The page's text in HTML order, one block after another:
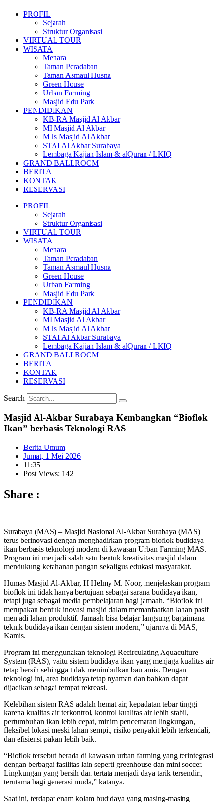
PROFIL
Sejarah
Struktur Organisasi
VIRTUAL TOUR
WISATA
Menara
Taman Peradaban
Taman Asmaul Husna
Green House
Urban Farming
Masjid Edu Park
PENDIDIKAN
KB-RA Masjid Al Akbar
MI Masjid Al Akbar
MTs Masjid Al Akbar
STAI Al Akbar Surabaya
Lembaga Kajian Islam & alQuran / LKIQ
GRAND BALLROOM
BERITA
KONTAK
RESERVASI
PROFIL
Sejarah
Struktur Organisasi
VIRTUAL TOUR
WISATA
Menara
Taman Peradaban
Taman Asmaul Husna
Green House
Urban Farming
Masjid Edu Park
PENDIDIKAN
KB-RA Masjid Al Akbar
MI Masjid Al Akbar
MTs Masjid Al Akbar
STAI Al Akbar Surabaya
Lembaga Kajian Islam & alQuran / LKIQ
GRAND BALLROOM
BERITA
KONTAK
RESERVASI
Search
Masjid Al-Akbar Surabaya Kembangkan “Bioflok
Ikan” berbasis Teknologi RAS
Berita Umum
Jumat, 1 Mei 2026
11:35
Post Views: 142
Share :
Surabaya (MAS) – Masjid Nasional Al-Akbar Surabaya (MAS)
terus berinovasi dengan menghadirkan program bioflok budidaya
ikan berbasis teknologi modern di kawasan Urban Farming MAS.
Program ini menjadi salah satu bentuk kreativitas masjid dalam
mendukung ketahanan pangan sekaligus edukasi masyarakat.
Humas Masjid Al-Akbar, H Helmy M. Noor, menjelaskan program
bioflok ini tidak hanya bertujuan sebagai sarana budidaya ikan,
tetapi juga sebagai media pembelajaran bagi jamaah. “Bioflok ini
merupakan bentuk inovasi masjid dalam memanfaatkan lahan pasif
menjadi lahan produktif. Jamaah bisa belajar langsung bagaimana
teknik budidaya ikan dengan sistem modern,” ujarnya di MAS,
Kamis.
Program ini menggunakan teknologi Recirculating Aquaculture
System (RAS), yaitu sistem budidaya ikan yang menjaga kualitas air
tetap bersih sehingga tidak menimbulkan bau amis. Dengan
teknologi ini, area budidaya tetap nyaman dan bahkan dapat
dijadikan sebagai tempat rekreasi.
Kelebihan sistem RAS adalah hemat air, kepadatan tebar tinggi
karena kualitas air terkontrol, kontrol kualitas air lebih stabil,
pertumbuhan ikan lebih cepat, minim pencemaran lingkungan,
fleksibel lokasi meski lahan sempit, risiko penyakit lebih terkendali,
dan efisiensi pakan lebih baik.
“Bioflok tersebut berada di kawasan urban farming yang terintegrasi
dengan berbagai fasilitas lain seperti greenhouse dan mini soccer.
Lingkungan yang bersih dan tertata menjadi daya tarik tersendiri,
terutama bagi generasi muda,” katanya.
Saat ini, terdapat enam kolam budidaya yang masing-masing